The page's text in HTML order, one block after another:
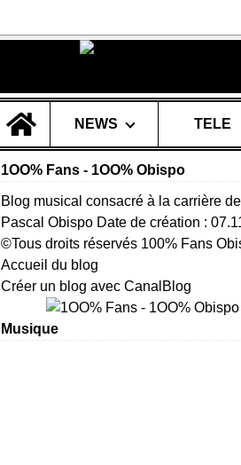
NEWS
TELE
1OO% Fans - 1OO% Obispo
Blog musical consacré à la carrière de
Pascal Obispo Date de création :
©Tous droits réservés 100% Fans
Accueil du blog
Créer un blog avec CanalBlog
Musique